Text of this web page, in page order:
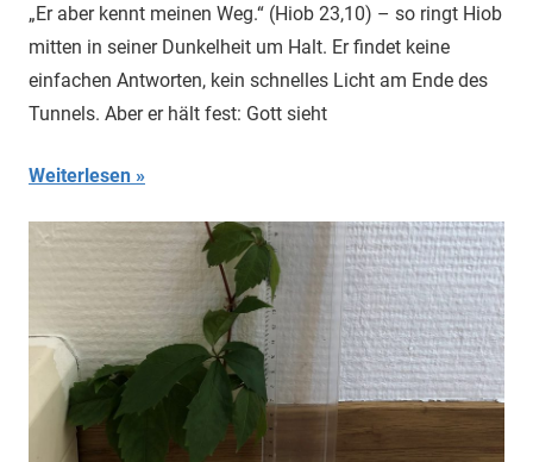
„Er aber kennt meinen Weg.“ (Hiob 23,10) – so ringt Hiob
mitten in seiner Dunkelheit um Halt. Er findet keine
einfachen Antworten, kein schnelles Licht am Ende des
Tunnels. Aber er hält fest: Gott sieht
Weiterlesen